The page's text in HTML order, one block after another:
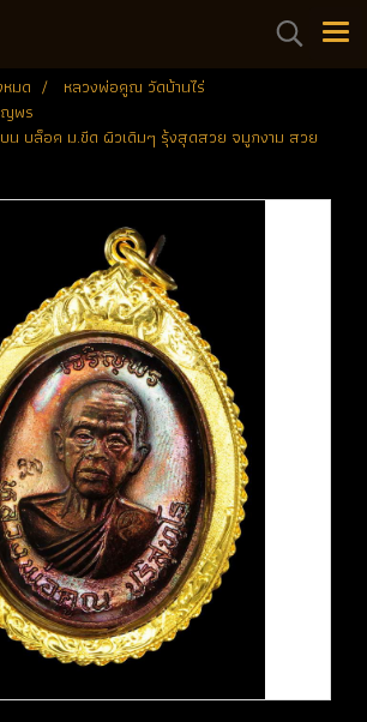
มด
หลวงพ่อคูณ วัดบ้านไร่
พร
น บล็อค ม.ขีด ผิวเดิมๆ รุ้งสุดสวย จมูกงาม สวย